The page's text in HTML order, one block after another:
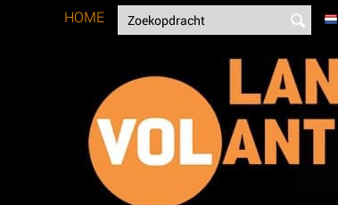
HOME